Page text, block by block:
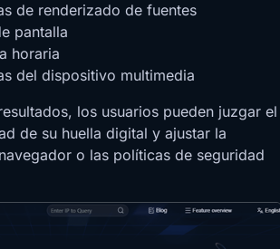
de renderizado de fuentes
pantalla
horaria
del dispositivo multimedia
los usuarios pueden juzgar el
de su huella digital y ajustar la
o las políticas de seguridad